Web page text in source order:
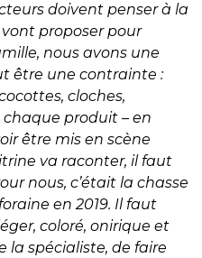
doivent penser à la
proposer pour
nous avons une
être une contrainte :
cloches,
produit – en
être mis en scène
va raconter, il faut
nous, c’était la chasse
en 2019. Il faut
coloré, onirique et
la spécialiste, de faire